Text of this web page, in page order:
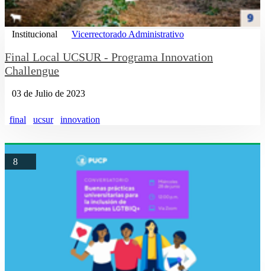
Institucional Vicerrectorado Administrativo
Final Local UCSUR - Programa Innovation
Challengue
03 de Julio de 2023
final ucsur innovation
8